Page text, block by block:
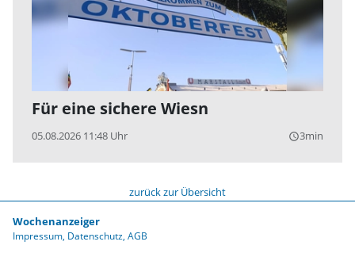
Für eine sichere Wiesn
05.08.2026 11:48 Uhr query_builder3min
zurück zur Übersicht
Wochenanzeiger
Impressum Datenschutz AGB